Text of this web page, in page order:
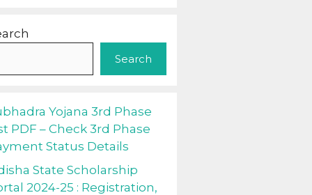
Search
Yojana 3rd Phase
PDF – Check 3rd Phase
Status Details
State Scholarship
2024-25 : Registration,